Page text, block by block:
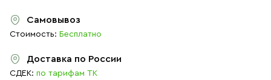
Самовывоз
Стоимость: Бесплатно
Доставка по России
СДЕК: по тарифам ТК